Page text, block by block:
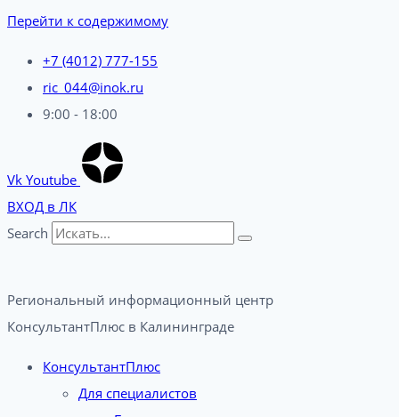
Перейти к содержимому
+7 (4012) 777-155
ric_044@inok.ru
9:00 - 18:00
Vk Youtube
ВХОД в ЛК
Search
Региональный информационный центр
КонсультантПлюс в Калининграде​
КонсультантПлюс
Для специалистов